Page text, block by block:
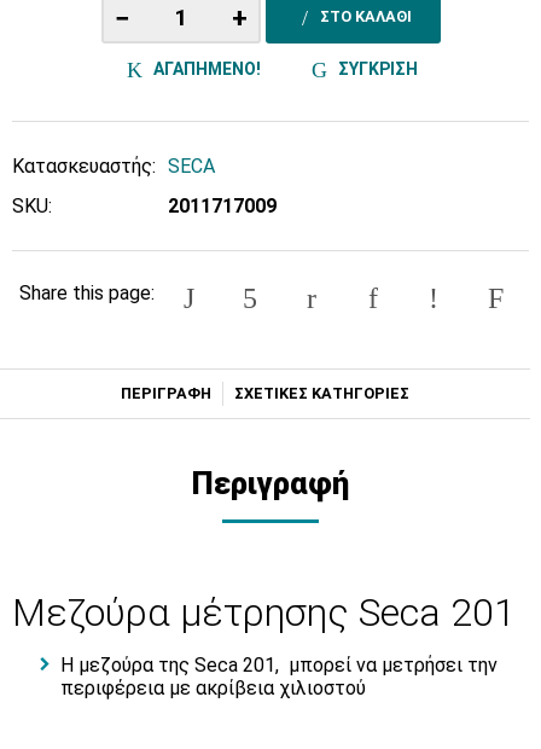
− + ΣΤΟ ΚΑΛΑΘΙ
ΑΓΑΠΗΜΕΝΟ! ΣΥΓΚΡΙΣΗ
Κατασκευαστής: SECA
SKU:
2011717009
Share this page:
ΠΕΡΙΓΡΑΦΗ ΣΧΕΤΙΚΕΣ ΚΑΤΗΓΟΡΙΕΣ
Περιγραφή
Μεζούρα μέτρησης Seca 201
Η μεζούρα της Seca 201, μπορεί να μετρήσει την
περιφέρεια με ακρίβεια χιλιοστού